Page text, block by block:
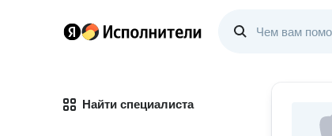
Найти специалиста